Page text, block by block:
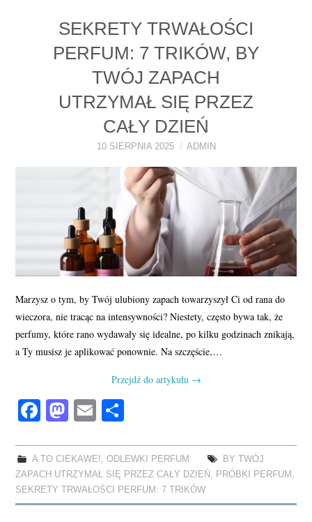
PERFUMY FAQ
A TO CIEKAWE!
SEKRETY TRWAŁOŚCI
PERFUM: 7 TRIKÓW, BY
TWÓJ ZAPACH
UTRZYMAŁ SIĘ PRZEZ
CAŁY DZIEŃ
10 SIERPNIA 2025 ADMIN
Marzysz o tym, by Twój ulubiony zapach towarzyszył Ci od rana do
wieczora, nie tracąc na intensywności? Niestety, często bywa tak, że
perfumy, które rano wydawały się idealne, po kilku godzinach znikają,
a Ty musisz je aplikować ponownie. Na szczęście,…
Przejdź do artykułu →
Fa
bo
ok
M
to
do
n
E
ailre
A TO CIEKAWE!, ODLEWKI PERFUM
BY TWÓJ
ZAPACH UTRZYMAŁ SIĘ PRZEZ CAŁY DZIEŃ , PRÓBKI PERFUM ,
SEKRETY TRWAŁOŚCI PERFUM: 7 TRIKÓW